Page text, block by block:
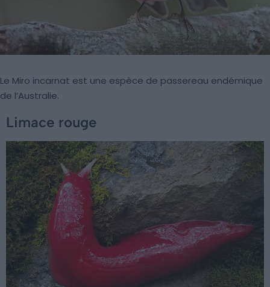
Le Miro incarnat est une espèce de passereau endémique
de l’Australie.
Limace rouge